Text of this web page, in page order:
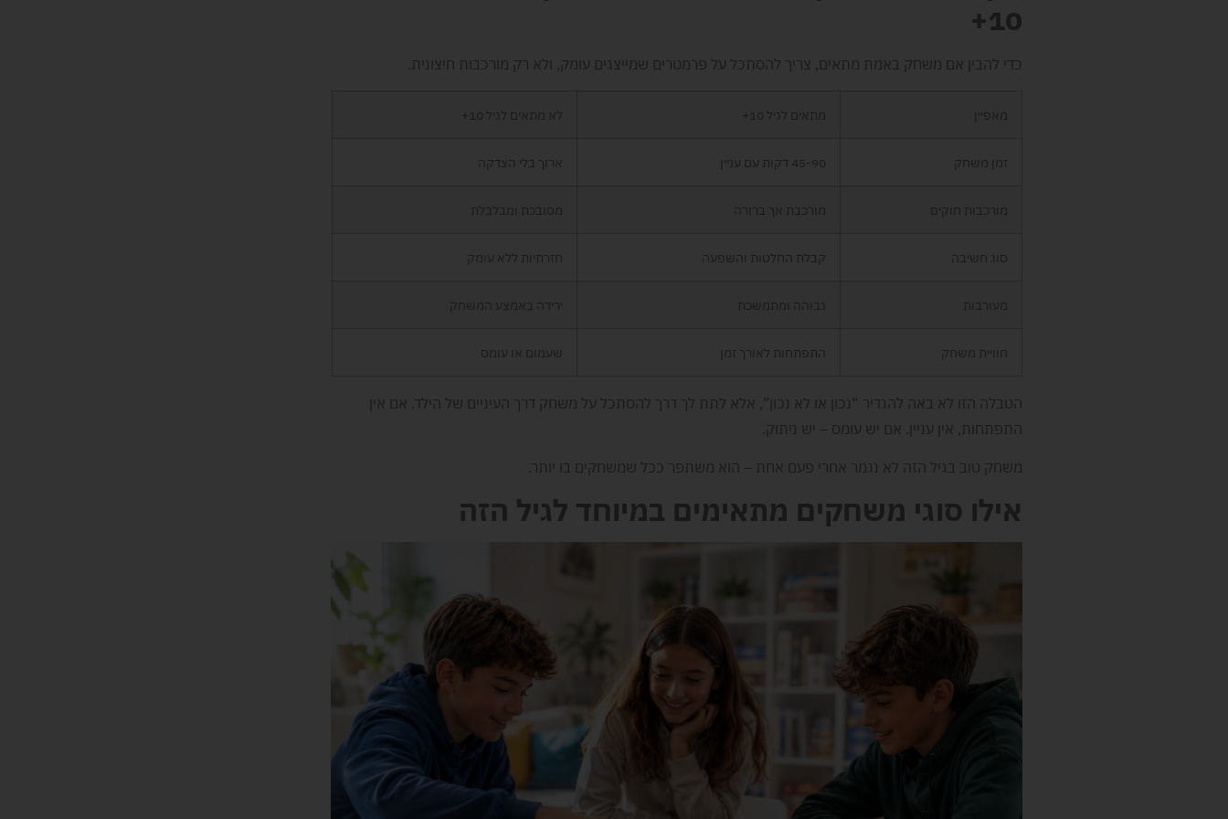
10+
כדי להבין אם משחק באמת מתאים, צריך להסתכל על פרמטרים שמייצגים עומק, ולא רק מורכבות חיצונית.
מאפיין מתאים לגיל 10+ לא מתאים לגיל 10+
זמן משחק 45-90 דקות עם עניין ארוך בלי הצדקה
מורכבות חוקים מורכבת אך ברורה מסובכת ומבלבלת
סוג חשיבה קבלת החלטות והשפעה חזרתיות ללא עומק
מעורבות גבוהה ומתמשכת ירידה באמצע המשחק
חוויית משחק התפתחות לאורך זמן שעמום או עומס
הטבלה הזו לא באה להגדיר “נכון או לא נכון”, אלא לתת לך דרך להסתכל על משחק דרך העיניים של הילד. אם אין
התפתחות, אין עניין. אם יש עומס – יש ניתוק.
משחק טוב בגיל הזה לא נגמר אחרי פעם אחת – הוא משתפר ככל שמשחקים בו יותר.
אילו סוגי משחקים מתאימים במיוחד לגיל הזה